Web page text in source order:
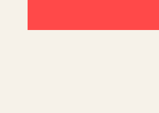
二、小学德育对校园暴力防控